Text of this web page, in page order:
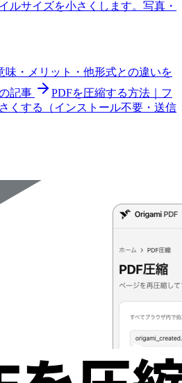
ルサイズを小さくします。写真・
味・メリット・他形式との違いを
記事
PDFを圧縮する方法｜フ
くする（インストール不要・送信